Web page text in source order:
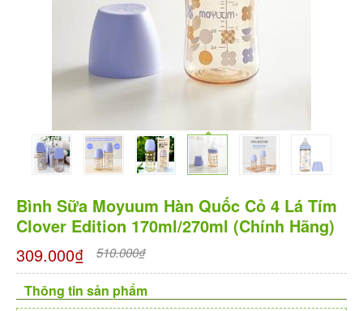
Bình Sữa Moyuum Hàn Quốc Cỏ 4 Lá Tím
Clover Edition 170ml/270ml (chính Hãng)
309.000₫
510.000₫
Thông tin sản phẩm